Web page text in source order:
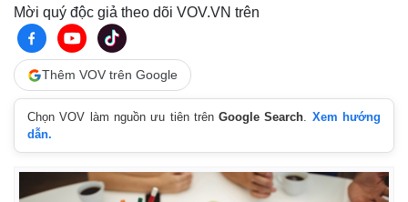
Mời quý độc giả theo dõi VOV.VN trên
Thêm VOV trên Google
Chọn VOV làm nguồn ưu tiên trênGoogle Search. Xem hướng
dẫn.